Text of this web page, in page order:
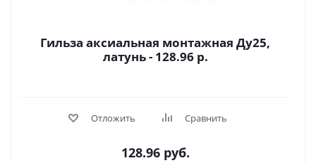
Гильза аксиальная монтажная Ду25,
латунь - 128.96 р.
Отложить Сравнить
128.96 руб.